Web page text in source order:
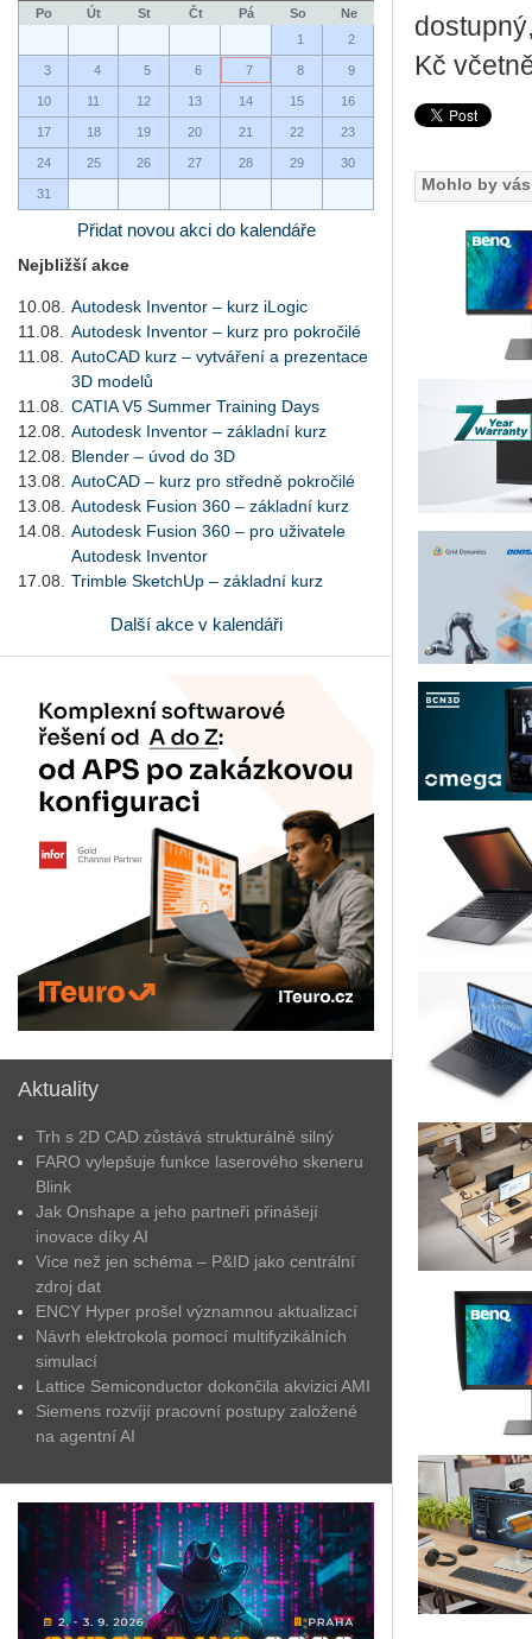
Po Út St Čt Pá So
Ne
1
2
3 4 5 6 7 8 9
10 11 12 13 14 15 16
17 18 19 20 21 22 23
24 25 26 27 28 29 30
31
Přidat novou akci do kalendáře
Nejbližší akce
10.08.
Autodesk Inventor – kurz iLogic
11.08.
Autodesk Inventor – kurz pro pokročilé
11.08.
AutoCAD kurz – vytváření a prezentace
3D modelů
11.08.
CATIA V5 Summer Training Days
12.08.
Autodesk Inventor – základní kurz
12.08.
Blender – úvod do 3D
13.08.
AutoCAD – kurz pro středně pokročilé
13.08.
Autodesk Fusion 360 – základní kurz
14.08.
Autodesk Fusion 360 – pro uživatele
Autodesk Inventor
17.08.
Trimble SketchUp – základní kurz
Další akce v kalendáři
Aktuality
Trh s 2D CAD zůstává strukturálně silný
FARO vylepšuje funkce laserového skeneru
Blink
Jak Onshape a jeho partneři přinášejí
inovace díky AI
Více než jen schéma – P&ID jako centrální
zdroj dat
ENCY Hyper prošel významnou aktualizací
Návrh elektrokola pomocí multifyzikálních
simulací
Lattice Semiconductor dokončila akvizici AMI
Siemens rozvíjí pracovní postupy založené
na agentní AI
Kč
Mohlo by